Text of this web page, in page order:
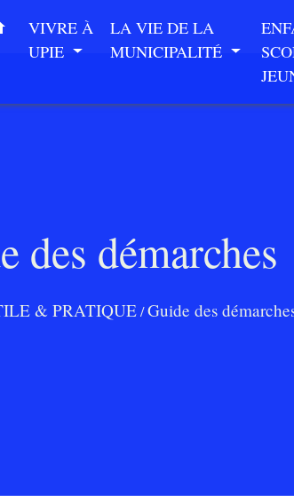
VIVRE À
UPIE
LA VIE DE LA
MUNICIPALITÉ
des démarches
& PRATIQUE/Guide des